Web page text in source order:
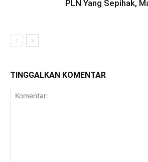
PLN Yang Sepihak,
TINGGALKAN KOMENTAR